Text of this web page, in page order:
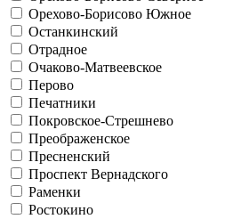
Орехово-Борисово Южное
Останкинский
Отрадное
Очаково-Матвеевское
Перово
Печатники
Покровское-Стрешнево
Преображенское
Пресненский
Проспект Вернадского
Раменки
Ростокино